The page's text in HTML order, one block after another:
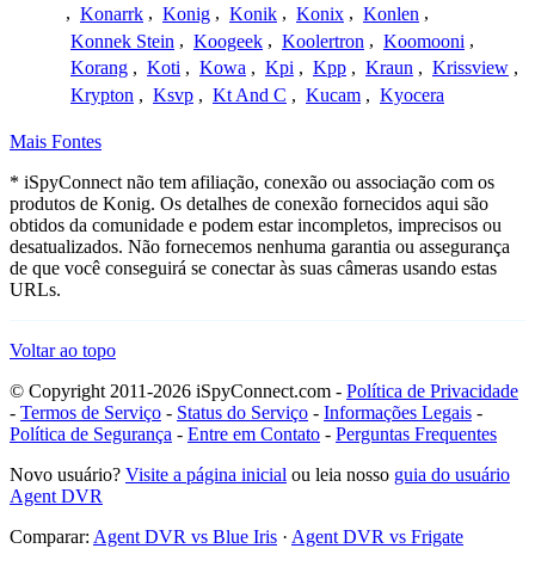
, Konarrk , Konig , Konik , Konix , Konlen ,
Konnek Stein , Koogeek , Koolertron , Koomooni ,
Korang , Koti , Kowa , Kpi , Kpp , Kraun , Krissview ,
Krypton , Ksvp , Kt And C , Kucam , Kyocera
Mais Fontes
* iSpyConnect não tem afiliação, conexão ou associação com os
produtos de Konig. Os detalhes de conexão fornecidos aqui são
obtidos da comunidade e podem estar incompletos, imprecisos ou
desatualizados. Não fornecemos nenhuma garantia ou assegurança
de que você conseguirá se conectar às suas câmeras usando estas
URLs.
Voltar ao topo
© Copyright 2011-2026 iSpyConnect.com - Política de Privacidade
- Termos de Serviço - Status do Serviço - Informações Legais -
Política de Segurança - Entre em Contato - Perguntas Frequentes
Novo usuário? Visite a página inicial ou leia nosso guia do usuário
Agent DVR
Comparar: Agent DVR vs Blue Iris · Agent DVR vs Frigate